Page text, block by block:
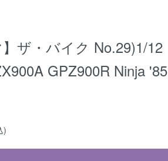
】ザ・バイク No.29)1/12
GPZ900R Ninja '85
)